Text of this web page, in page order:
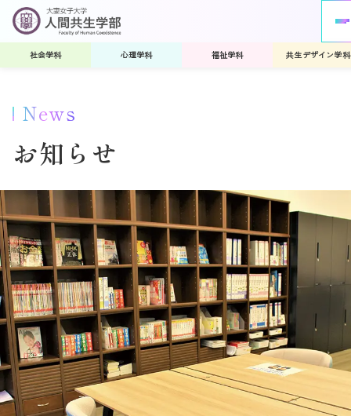
社会学科 心理学科 福祉学科 共生デザイン学科
News
お知らせ